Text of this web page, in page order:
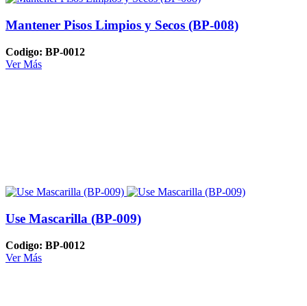
Mantener Pisos Limpios y Secos (BP-008)
Codigo: BP-0012
Ver Más
Use Mascarilla (BP-009)
Codigo: BP-0012
Ver Más